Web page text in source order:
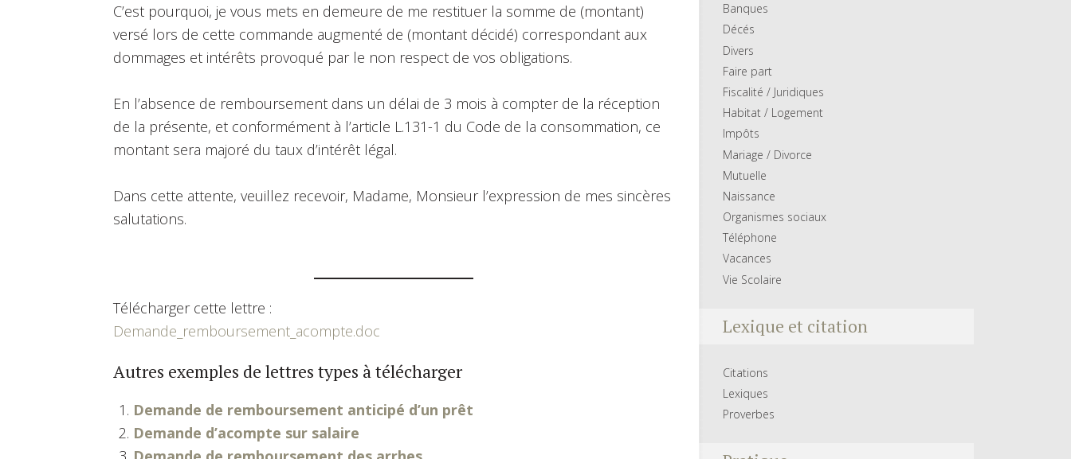
C’est pourquoi, je vous mets en demeure de me restituer la somme de (montant)
versé lors de cette commande augmenté de (montant décidé) correspondant aux
dommages et intérêts provoqué par le non respect de vos obligations.
En l’absence de remboursement dans un délai de 3 mois à compter de la réception
de la présente, et conformément à l’article L.131-1 du Code de la consommation, ce
montant sera majoré du taux d’intérêt légal.
Dans cette attente, veuillez recevoir, Madame, Monsieur l’expression de mes sincères
salutations.
Télécharger cette lettre :
Demande_remboursement_acompte.doc
Autres exemples de lettres types à télécharger
Demande de remboursement anticipé d’un prêt
Demande d’acompte sur salaire
Banques
Décés
Divers
Faire part
Fiscalité / Juridiques
Habitat / Logement
Impôts
Mariage / Divorce
Mutuelle
Naissance
Organismes sociaux
Téléphone
Vacances
Vie Scolaire
Lexique et citation
Citations
Lexiques
Proverbes